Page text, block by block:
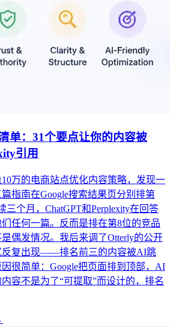
单：31个要点让你的内容被
引用
万的电商站点优化内容策略，发现一
指南在Google搜索结果页分别排第
三个月，ChatGPT和Perplexity在回答
任何一篇。反而是排在第8位的竞品
偶发情况。我后来调了Otterly的公开
反复出现——排名前三的内容被AI跳
很简单：Google把页面排到顶部，AI
容不是为了“可提取”而设计的，排名